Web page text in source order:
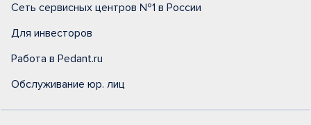
Сеть сервисных центров №1 в России
Для инвесторов
Работа в Pedant.ru
Обслуживание юр. лиц